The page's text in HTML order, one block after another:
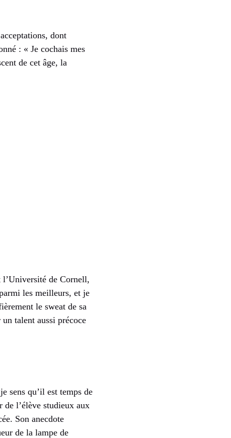
dont
: « Je cocha­­is mes
de cet âge, la
de Cornell,
les meilleurs, et je
le sweat de sa
talent aussi précoce
sens qu’il est temps de
de l’élève studieux aux
Son anecdote
de la lampe de